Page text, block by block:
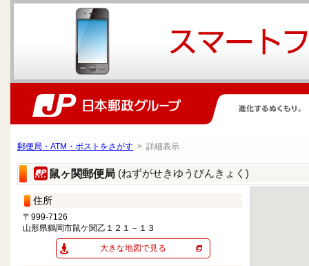
郵便局・ATM・ポストをさがす > 詳細表示
鼠ヶ関郵便局 (ねずがせきゆうびんきょく)
住所
〒999-7126
山形県鶴岡市鼠ケ関乙１２１－１３
大きな地図で見る